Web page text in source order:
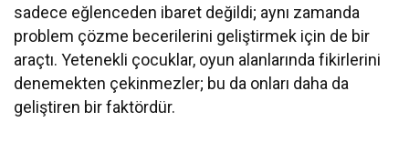
sadece eğlenceden ibaret değildi; aynı zamanda
problem çözme becerilerini geliştirmek için de bir
araçtı. Yetenekli çocuklar, oyun alanlarında fikirlerini
denemekten çekinmezler; bu da onları daha da
geliştiren bir faktördür.